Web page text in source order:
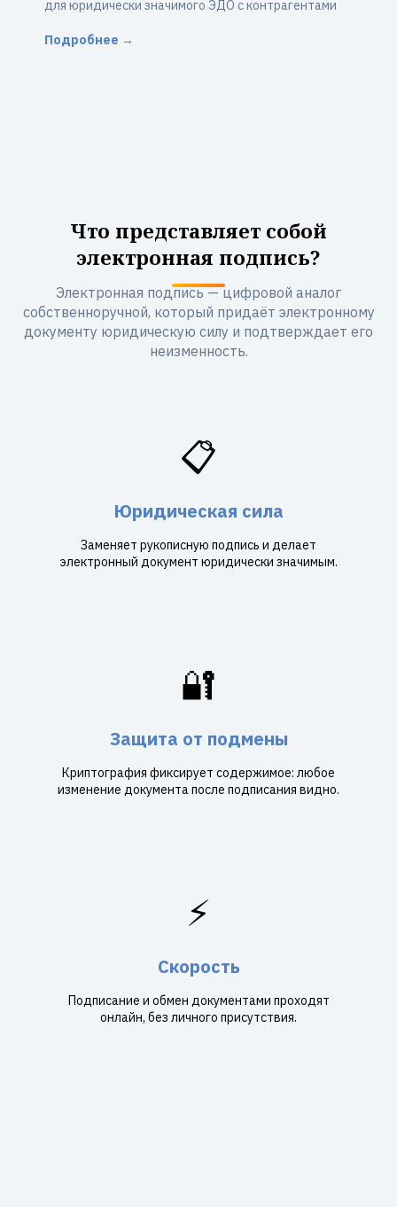
для юридически значимого ЭДО с контрагентами
Подробнее →
Что представляет собой
электронная подпись?
Электронная подпись — цифровой аналог
собственноручной, который придаёт электронному
документу юридическую силу и подтверждает его
неизменность.
📋
Юридическая сила
Заменяет рукописную подпись и делает
электронный документ юридически значимым.
🔐
Защита от подмены
Криптография фиксирует содержимое: любое
изменение документа после подписания видно.
⚡
Скорость
Подписание и обмен документами проходят
онлайн, без личного присутствия.